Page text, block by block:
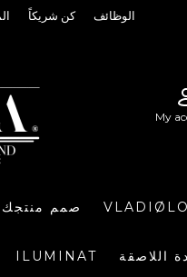
كن شريكاً الوظائف
صمم منتجك
ILUMINAT اللاصقة